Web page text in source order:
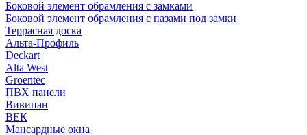
Боковой элемент обрамления с замками
Боковой элемент обрамления с пазами под замки
Террасная доска
Альта-Профиль
Deckart
Alta West
Groentec
ПВХ панели
Вивипан
ВЕК
Мансардные окна